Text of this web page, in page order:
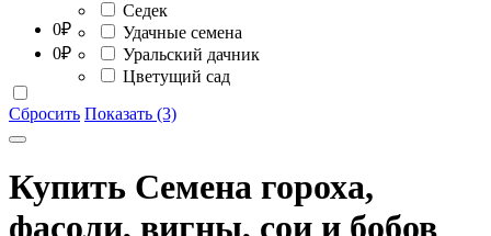
Седек
Удачные семена
Уральский дачник
Цветущий сад
0₽
0₽
Сбросить Показать (3)
Купить Семена гороха,
фасоли, вигны, сои и бобов